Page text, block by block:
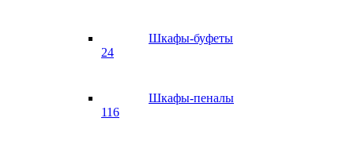
Шкафы-буфеты
24
Шкафы-пеналы
116